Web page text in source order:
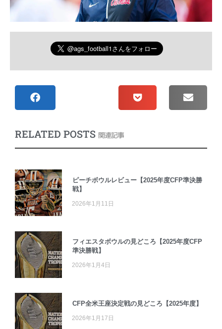
RELATED POSTS 関連記事
ピーチボウルレビュー【2025年度CFP準決勝
戦】
2026年1月11日
フィエスタボウルの見どころ【2025年度CFP
準決勝戦】
2026年1月4日
CFP全米王座決定戦の見どころ【2025年度】
2026年1月17日